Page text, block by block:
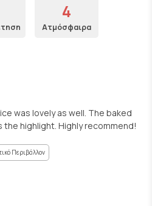
4
Ατμόσφαιρα
was lovely as well. The baked
highlight. Highly recommend!
Περιβάλλον